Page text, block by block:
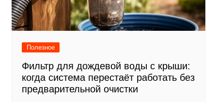
Полезное
Фильтр для дождевой воды с крыши:
когда система перестаёт работать без
предварительной очистки